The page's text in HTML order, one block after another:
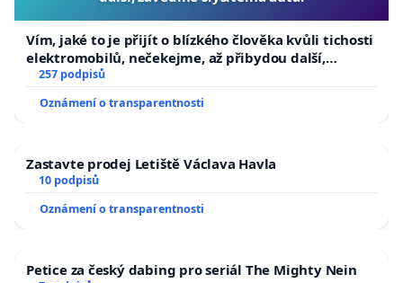
Vím, jaké to je přijít o blízkého člověka kvůli tichosti
elektromobilů, nečekejme, až přibydou další,
zaveďme slyšitelná auta!
257 podpisů
Oznámení o transparentnosti
Zastavte prodej Letiště Václava Havla
10 podpisů
Oznámení o transparentnosti
Petice za český dabing pro seriál The Mighty Nein